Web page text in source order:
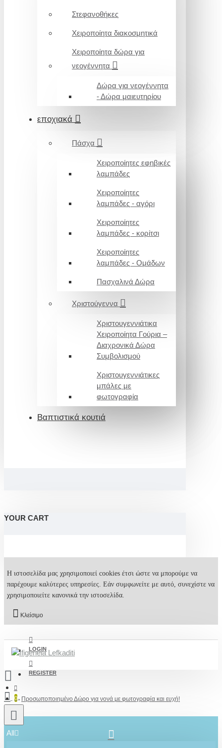
Στεφανοθήκες
Χειροποίητα διακοσμητικά
Χειροποίητα δώρα για
νεογέννητα
Δώρα για νεογέννητα
- Δώρα μαιευτηρίου
εποχιακά
Πάσχα
Χειροποίητες εφηβικές
λαμπάδες
Χειροποίητες
λαμπάδες - αγόρι
Χειροποίητες
λαμπάδες - κορίτσι
Χειροποίητες
λαμπάδες - Ομάδων
Πασχαλινά Δώρα
Χριστούγεννα
Χριστουγεννιάτικα
Χειροποίητα Γούρια –
Διαχρονικά Δώρα
Συμβολισμού
Χριστουγεννιάτικες
μπάλες με
φωτογραφία
Βαπτιστικά κουτιά
YOUR CART
Η ιστοσελίδα μας χρησιμοποιεί cookies έτσι ώστε να μπορούμε να
παρέχουμε καλύτερες υπηρεσίες. Εάν συμφωνείτε με αυτό, συνεχίστε να
χρησιμοποιείτε κανονικά την ιστοσελίδα.
Κλείσιμο
LOGIN
REGISTER
0
All
Προσωποποιημένο Δώρο για νονά με φωτογραφία και ευχή!